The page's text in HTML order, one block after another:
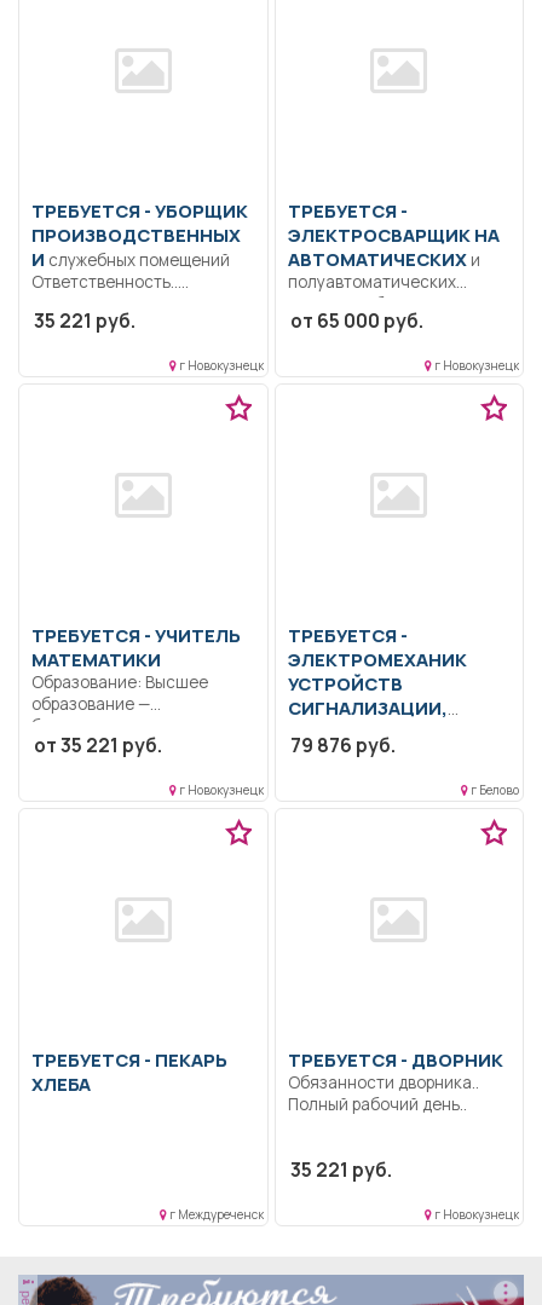
ТРЕБУЕТСЯ - УБОРЩИК
ПРОИЗВОДСТВЕННЫХ
И служебных помещений
Ответственность..
влажную уборку служебных
35 221 руб.
г Новокузнецк
ТРЕБУЕТСЯ -
ЭЛЕКТРОСВАРЩИК НА
АВТОМАТИЧЕСКИХи
полуавтоматических
машинах Образование:
Среднее
образование.. Сварка
общестроительных МК;...
от 65 000 руб.
г Новокузнецк
ТРЕБУЕТСЯ - УЧИТЕЛЬ
МАТЕМАТИКИ
Образование: Высшее
образование —
бакалавриат..
Формирование
от 35 221 руб.
г Новокузнецк
ТРЕБУЕТСЯ -
ЭЛЕКТРОМЕХАНИК
УСТРОЙСТВ
СИГНАЛИЗАЦИИ,
Образование: Среднее
образование.. Контроль
79 876 руб.
г Белово
ТРЕБУЕТСЯ - ПЕКАРЬ
ХЛЕБА
г Междуреченск
ТРЕБУЕТСЯ - ДВОРНИК
Обязанности дворника..
Полный рабочий день..
35 221 руб.
г Новокузнецк